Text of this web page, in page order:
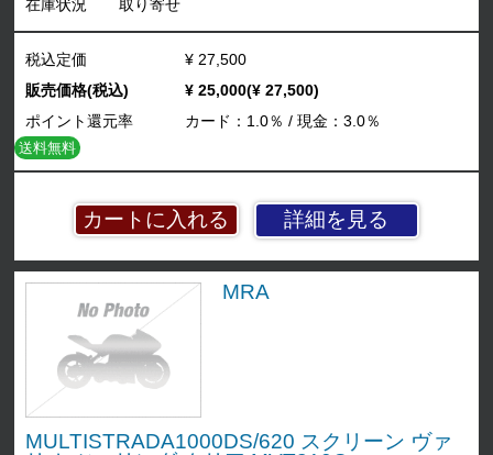
在庫状況 取り寄せ
詳細を見る
税込定価
¥ 27,500
販売価格(税込)
¥ 25,000(¥ 27,500)
ポイント還元率
カード：1.0％ / 現金：3.0％
送料無料
MRA
MULTISTRADA1000DS/620 スクリーン ヴァ